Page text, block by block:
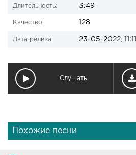
Длительность: 3:49
Качество: 128
Дата релиза: 23-05-2022, 11:11
Слушать
Похожие песни